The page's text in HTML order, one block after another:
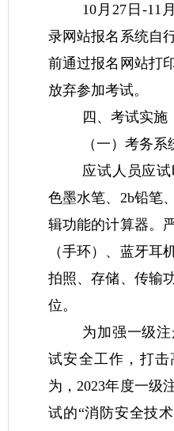
10月27日-11
录网站报名系统自
前通过报名网站打
放弃参加考试。
四、考试实施
（一）考务系
应试人员应
色墨水笔、2b铅笔
辑功能的计算器。
（手环）、蓝牙耳
拍照、存储、传输
位。
为加强一级
试安全工作，打
为，2023年度一级
试的“消防安全技